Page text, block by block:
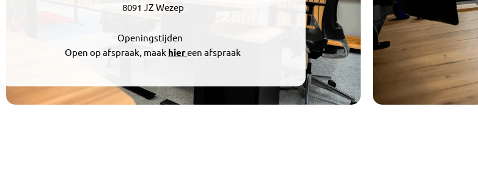
8091 JZ Wezep
Openingstijden
Open op afspraak, maak hiereen afspraak